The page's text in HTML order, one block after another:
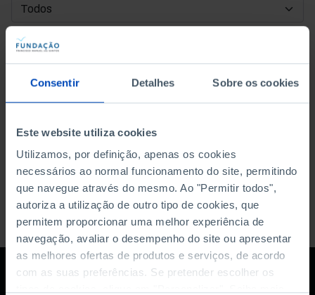
Consentir Detalhes Sobre os cookies
Este website utiliza cookies
Utilizamos, por definição, apenas os cookies
necessários ao normal funcionamento do site, permitindo
que navegue através do mesmo. Ao "Permitir todos",
autoriza a utilização de outro tipo de cookies, que
permitem proporcionar uma melhor experiência de
navegação, avaliar o desempenho do site ou apresentar
as melhores ofertas de produtos e serviços, de acordo
com as suas preferências. Se pretender escolher os
DATA DE INÍCIO
DATA DE FIM